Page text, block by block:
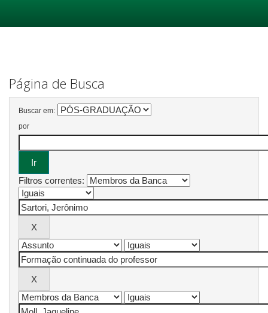
Página de Busca
Buscar em:
por
Filtros correntes: